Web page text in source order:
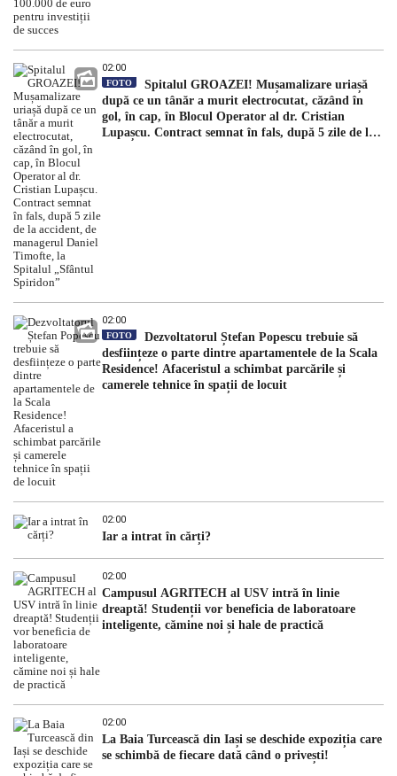
02:00
FOTO
Spitalul GROAZEI! Mușamalizare uriașă
după ce un tânăr a murit electrocutat, căzând în
gol, în cap, în Blocul Operator al dr. Cristian
Lupașcu. Contract semnat în fals, după 5 zile de la
02:00
FOTO
Dezvoltatorul Ștefan Popescu trebuie să
desființeze o parte dintre apartamentele de la Scala
Residence! Afaceristul a schimbat parcările și
camerele tehnice în spații de locuit
02:00
Iar a intrat în cărți?
02:00
Campusul AGRITECH al USV intră în linie
dreaptă! Studenții vor beneficia de laboratoare
inteligente, cămine noi și hale de practică
02:00
La Baia Turcească din Iași se deschide expoziția care
se schimbă de fiecare dată când o privești!